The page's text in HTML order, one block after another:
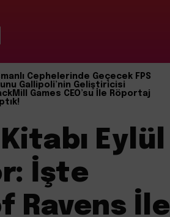
Cephelerinde Geçecek FPS
Gallipoli’nin Geliştiricisi
Games CEO’su İle Röportaj
Eylül
İşte
Ravens İle